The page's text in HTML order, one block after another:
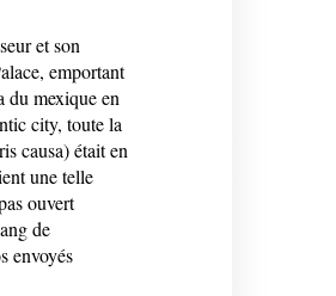
et son
emportant
du mexique en
city, toute la
causa) était en
une telle
ouvert
de
envoyés